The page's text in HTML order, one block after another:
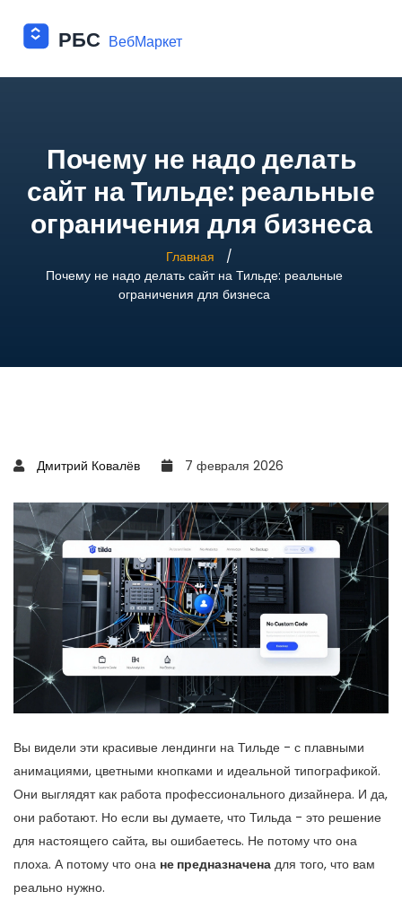
Почему не надо делать
сайт на Тильде: реальные
ограничения для бизнеса
Главная
Почему не надо делать сайт на Тильде: реальные
ограничения для бизнеса
Дмитрий Ковалёв 7 февраля 2026
Вы видели эти красивые лендинги на Тильде - с плавными
анимациями, цветными кнопками и идеальной типографикой.
Они выглядят как работа профессионального дизайнера. И да,
они работают. Но если вы думаете, что Тильда - это решение
для настоящего сайта, вы ошибаетесь. Не потому что она
плоха. А потому что она не предназначена для того, что вам
реально нужно.